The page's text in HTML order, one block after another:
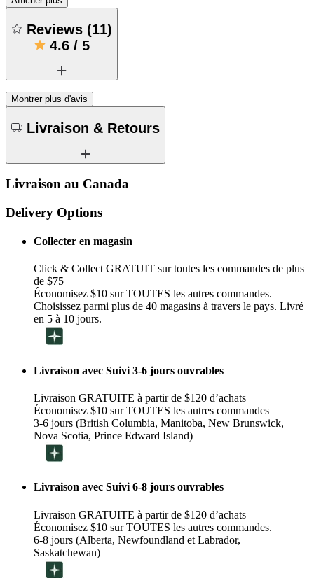
Reviews (11)
4.6/ 5
Montrer plus d'avis
Livraison & Retours
Livraison au Canada
Delivery Options
Collecter en magasin
Click & Collect GRATUIT sur toutes les commandes de plus
de $75
Économisez $10 sur TOUTES les autres commandes.
Choisissez parmi plus de 40 magasins à travers le pays. Livré
en 5 à 10 jours.
Livraison avec Suivi 3-6 jours ouvrables
Livraison GRATUITE à partir de $120 d’achats
Économisez $10 sur TOUTES les autres commandes
3-6 jours (British Columbia, Manitoba, New Brunswick,
Nova Scotia, Prince Edward Island)
Livraison avec Suivi 6-8 jours ouvrables
Livraison GRATUITE à partir de $120 d’achats
Économisez $10 sur TOUTES les autres commandes.
6-8 jours (Alberta, Newfoundland et Labrador,
Saskatchewan)